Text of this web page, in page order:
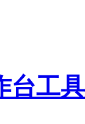
台工具